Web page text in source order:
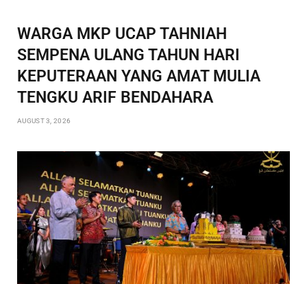
WARGA MKP UCAP TAHNIAH
SEMPENA ULANG TAHUN HARI
KEPUTERAAN YANG AMAT MULIA
TENGKU ARIF BENDAHARA
AUGUST 3, 2026